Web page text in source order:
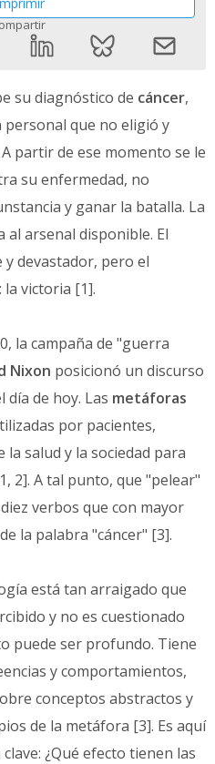
su diagnóstico de cáncer,
que no eligió y
partir de ese momento se le
su enfermedad, no
y ganar la batalla. La
al arsenal disponible. El
devastador, pero el
victoria [1].
la campaña de "guerra
Nixon posicionó un discurso
de hoy. Las metáforas
por pacientes,
salud y la sociedad para
2]. A tal punto, que "pelear"
verbos que con mayor
la palabra "cáncer" [3].
está tan arraigado que
y no es cuestionado
puede ser profundo. Tiene
y comportamientos,
conceptos abstractos y
de la metáfora [3]. Es aquí
¿Qué efecto tienen las